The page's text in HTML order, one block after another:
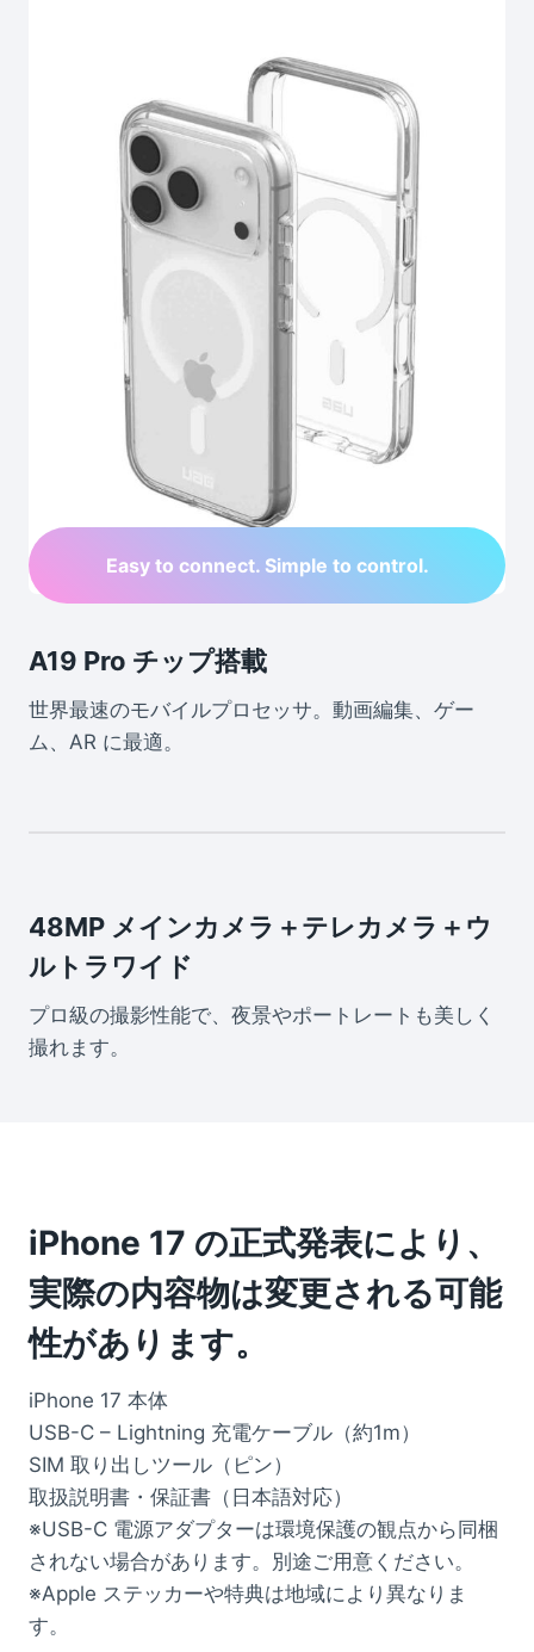
Easy to connect. Simple to control.
A19 Pro チップ搭載
世界最速のモバイルプロセッサ。動画編集、ゲー
ム、AR に最適。
48MP メインカメラ＋テレカメラ＋ウ
ルトラワイド
プロ級の撮影性能で、夜景やポートレートも美しく
撮れます。
iPhone 17 の正式発表により、
実際の内容物は変更される可能
性があります。
iPhone 17 本体
USB-C – Lightning 充電ケーブル（約1m）
SIM 取り出しツール（ピン）
取扱説明書・保証書（日本語対応）
※USB-C 電源アダプターは環境保護の観点から同梱
されない場合があります。別途ご用意ください。
※Apple ステッカーや特典は地域により異なりま
す。